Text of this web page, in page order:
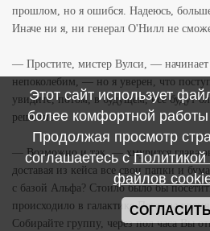
прошлом, но я ошибся. Надеюсь,
Иначе ни я, ни генерал О'Нилл не
— Простите, мистер Вулси, — начинает
непоколебим, — но я уверен, что
увидите, потом, в будущем, все будут
решение.
— Возможно и так, — хмурится глава
доставая из кейса все свои папки и
с базой Альфа? Стоило было бы
происходило в галактике Пегас за
Собирайте группу, через пол часа Вы
Этот сайт использует
более комфортной работы
Продолжая просмотр
соглашаетесь сПолитикой
файлов